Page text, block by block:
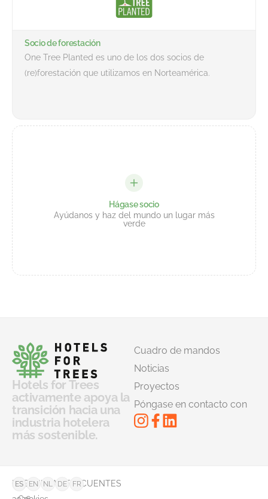
Hágase socio
Ayúdanos y haz del mundo un lugar más
verde
Socio de forestación
One Tree Planted es uno de los dos socios de
(re)forestación que utilizamos en Norteamérica.
Hotels for Trees
activamente apoya la
transición hacia una
industria hotelera
más sostenible.
Cuadro de mandos
Noticias
Proyectos
Póngase en contacto con
©
PREGUNTAS FRECUENTES
ES EN NL DE FR